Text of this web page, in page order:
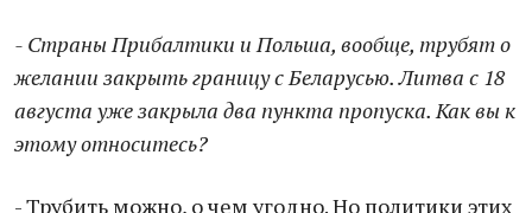
- Страны Прибалтики и Польша, вообще, трубят о
желании закрыть границу с Беларусью. Литва с 18
августа уже закрыла два пункта пропуска. Как вы к
этому относитесь?
- Трубить можно, о чем угодно. Но политики этих